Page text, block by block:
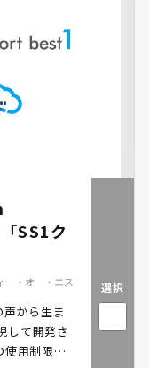
SS1ク
ー・オー・エス
から生ま
して開発さ
用制限や
選択